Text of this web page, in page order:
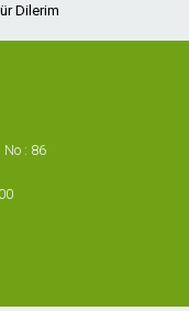
Dilerim
: 86